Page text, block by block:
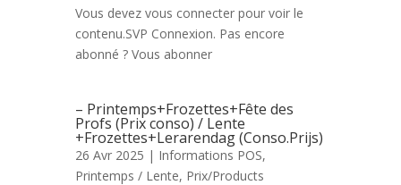
Vous devez vous connecter pour voir le
contenu.SVP Connexion. Pas encore
abonné ? Vous abonner
– Printemps+Frozettes+Fête des
Profs (Prix conso) / Lente
+Frozettes+Lerarendag (Conso.Prijs)
26 Avr 2025 | Informations POS,
Printemps / Lente, Prix/Products